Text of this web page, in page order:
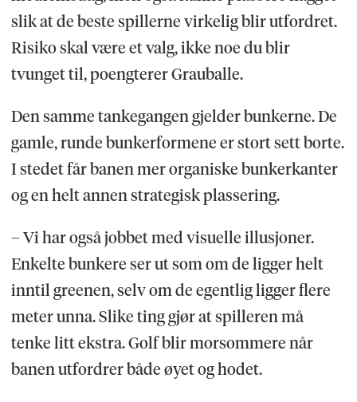
slik at de beste spillerne virkelig blir utfordret.
Risiko skal være et valg, ikke noe du blir
tvunget til, poengterer Grauballe.
Den samme tankegangen gjelder bunkerne. De
gamle, runde bunkerformene er stort sett borte.
I stedet får banen mer organiske bunkerkanter
og en helt annen strategisk plassering.
– Vi har også jobbet med visuelle illusjoner.
Enkelte bunkere ser ut som om de ligger helt
inntil greenen, selv om de egentlig ligger flere
meter unna. Slike ting gjør at spilleren må
tenke litt ekstra. Golf blir morsommere når
banen utfordrer både øyet og hodet.